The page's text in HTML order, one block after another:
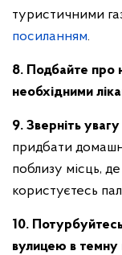
туристичними
посиланням.
8. Подбайте про
необхідними
9. Зверніть
придбати
поблизу місць,
користуєтесь
10.
вулицею в